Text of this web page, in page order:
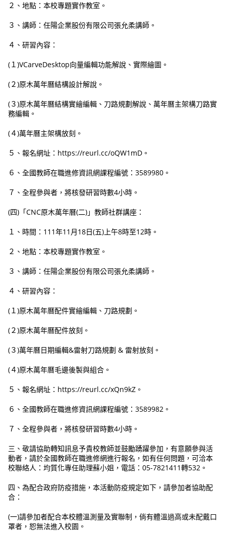
２、地點：本校專題實作教室。
３、講師：任陽企業股份有限公司張允柔講師。
４、研習內容：
(１)VCarveDesktop向量編輯功能解說、實際繪圖。
(２)原木萬年曆結構設計解說。
(３)原木萬年曆結構實繪編輯、刀路規劃解說、萬年曆主架構刀路實
務編輯。
(４)萬年曆主架構放刻。
５、報名網址：https://reurl.cc/oQW1mD。
６、全國教師在職進修資訊網課程編號：3589980。
７、全程參與者，將核發研習時數4小時。
(四)「CNC原木萬年曆(二)」教師社群講座：
１、時間：111年11月18日(五)上午8時至12時。
２、地點：本校專題實作教室。
３、講師：任陽企業股份有限公司張允柔講師。
４、研習內容：
(１)原木萬年曆配件實繪編輯、刀路規劃。
(２)原木萬年曆配件放刻。
(３)萬年曆日期編輯&雷射刀路規劃 & 雷射放刻。
(４)原木萬年曆毛邊後製與組合。
５、報名網址：https://reurl.cc/xQn9kZ。
６、全國教師在職進修資訊網課程編號：3589982。
７、全程參與者，將核發研習時數4小時。
三、敬請協助轉知訊息予貴校教師並鼓勵踴躍參加，有意願參與活
動者，請於全國教師在職進修網進行報名，如有任何問題，可洽本
校聯絡人：均質化專任助理蘇小姐，電話：05-7821411轉532。
四、為配合政府防疫措施，本活動防疫規定如下，請參加者協助配
合：
(一)請參加者配合本校體溫測量及實聯制，倘有體溫過高或未配戴口
罩者，恕無法進入校園。